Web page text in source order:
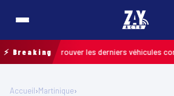
⚡ Breaking
retrouver les derniers véhicules concernés
Accueil›Martinique›